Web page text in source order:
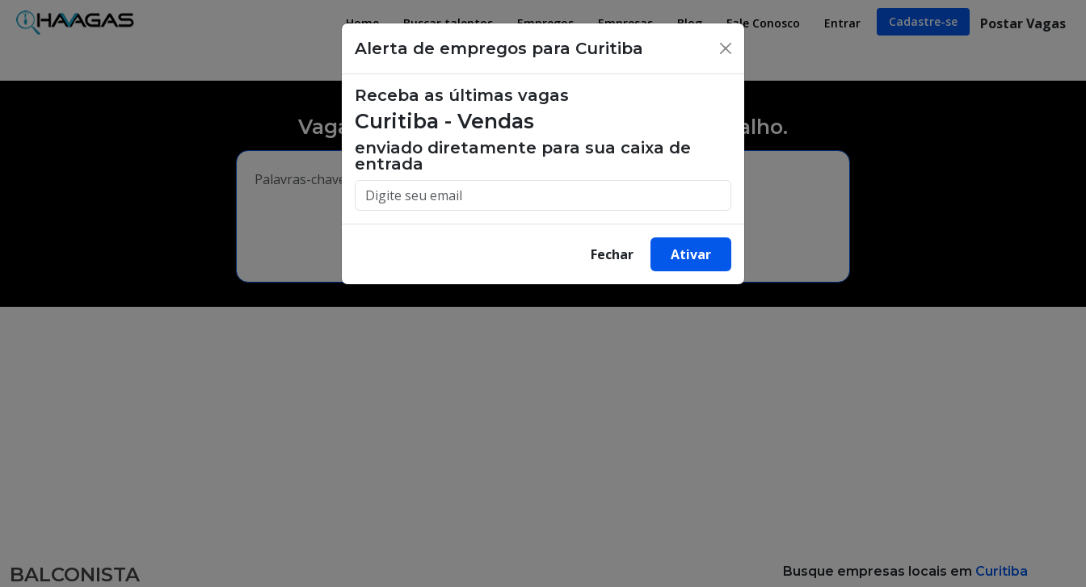
Home Buscar talentos Empregos Empresas Blog Fale Conosco Entrar Cadastre-se Postar Vagas
Vagas de emprego, oportunidades de trabalho.
BALCONISTA Busque empresas locais em Curitiba
Alerta de empregos para Curitiba ×
Receba as últimas vagas
Curitiba - Vendas
enviado diretamente para sua caixa de
entrada
Fechar Ativar